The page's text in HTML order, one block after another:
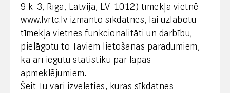
9 k-3, Rīga, Latvija, LV-1012) tīmekļa vietnē
www.lvrtc.lv izmanto sīkdatnes, lai uzlabotu
tīmekļa vietnes funkcionalitāti un darbību,
pielāgotu to Taviem lietošanas paradumiem,
kā arī iegūtu statistiku par lapas
apmeklējumiem.
Šeit Tu vari izvēlēties, kuras sīkdatnes
+371 67108787
Medijiem
+371 29665001